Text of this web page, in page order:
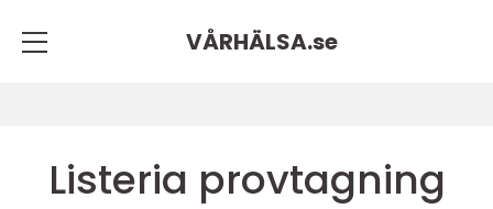
VÅRHÄLSA.se
Listeria provtagning